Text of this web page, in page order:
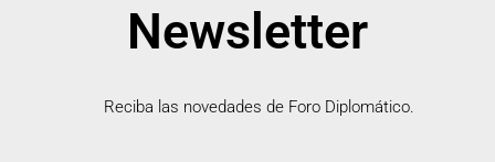
Newsletter
Reciba las novedades de Foro Diplomático.